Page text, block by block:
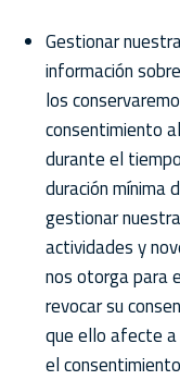
Gestionar
información
los
consentimiento
durante el
duración mínima
gestionar
actividades y
nos otorga para
revocar su
que ello afecte
el